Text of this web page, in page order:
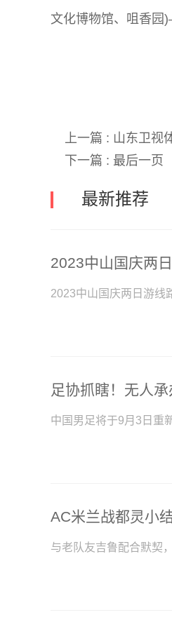
文化博物馆、咀香
上一篇 : 山东卫视
下一篇 : 最后一页
最新推荐
2023中山国庆两
2023中山国庆两日游线
中国男足将于9月3日重
AC米兰战都灵小
与老队友吉鲁配合默契